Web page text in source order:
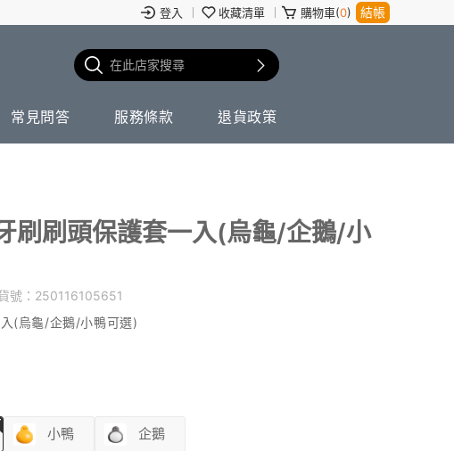
登入 收藏清單 購物車(0) 結帳
常見問答 服務條款 退貨政策
刷刷頭保護套一入(烏龜/企鵝/小
號： 250116105651
(烏龜/企鵝/小鴨可選)
小鴨 企鵝